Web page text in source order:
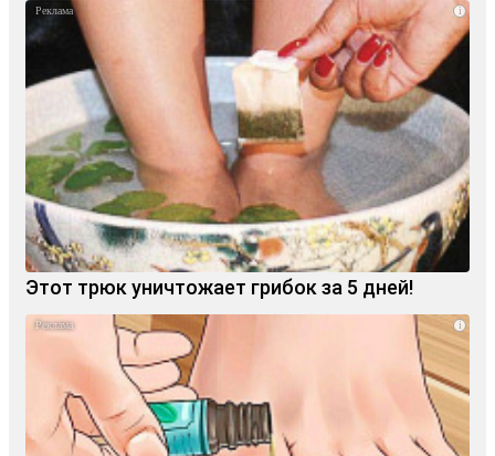
i
Этот трюк уничтожает грибок за 5 дней!
i